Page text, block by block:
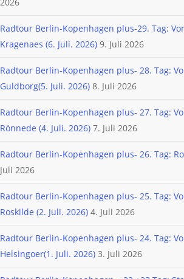
Radtour Berlin-Kopenhagen plus-29. Tag:
Kragenaes (6. Juli. 2026) 9. Juli 2026
Radtour Berlin-Kopenhagen plus- 28. Tag:
Guldborg(5. Juli. 2026) 8. Juli 2026
Radtour Berlin-Kopenhagen plus- 27. Tag:
Rönnede (4. Juli. 2026) 7. Juli 2026
Radtour Berlin-Kopenhagen plus- 26. Tag:
Juli 2026
Radtour Berlin-Kopenhagen plus- 25. Tag:
Roskilde (2. Juli. 2026) 4. Juli 2026
Radtour Berlin-Kopenhagen plus- 24. Tag:
Helsingoer(1. Juli. 2026) 3. Juli 2026